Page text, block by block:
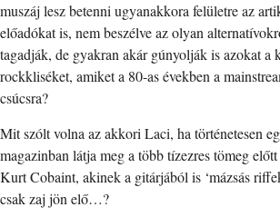
muszáj lesz betenni ugyanakkora felületre az
előadókat is, nem beszélve az olyan
tagadják, de gyakran akár gúnyolják is azokat a
rockkliséket, amiket a 80-as években a
csúcsra?
Mit szólt volna az akkori Laci, ha történetesen
magazinban látja meg a több tízezres tömeg
Kurt Cobaint, akinek a gitárjából is ‘mázsás
csak zaj jön elő…?